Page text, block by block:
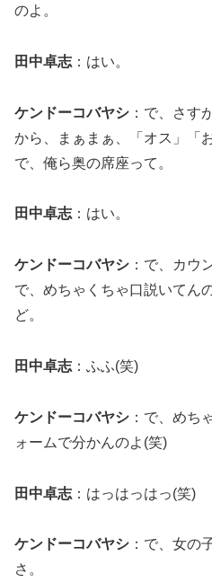
のよ。
田中卓志 ：はい。
ケンドーコバヤシ ：で、さす
から、まぁまぁ、「オス」「
で、俺ら奥の席座って。
田中卓志 ：はい。
ケンドーコバヤシ ：で、カウ
で、めちゃくちゃ口説いてん
ど。
田中卓志 ：ふふ(笑)
ケンドーコバヤシ ：で、めち
ォームで分かんのよ(笑)
田中卓志 ：はっはっはっ(笑)
ケンドーコバヤシ ：で、女の
さ。